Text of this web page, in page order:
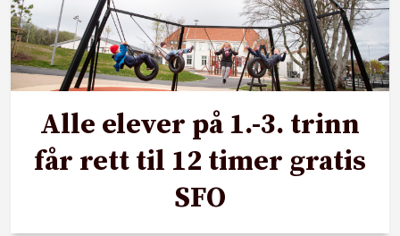
Alle elever på 1.-3. trinn
får rett til 12 timer gratis
SFO